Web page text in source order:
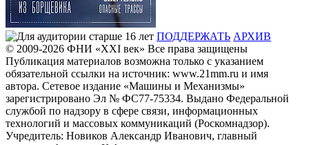
ПОДДЕРЖАТЬ АРХИВ
© 2009-2026 ФHИ «XXI век» Все права защищены
Публикация материалов возможна только с указанием
обязательной ссылки на источник: www.21mm.ru и имя
автора. Сетевое издание «Машины и Механизмы»
зарегистрировано Эл № ФС77-75334. Выдано Федеральной
службой по надзору в сфере связи, информационных
технологий и массовых коммуникаций (Роскомнадзор).
Учредитель: Новиков Александр Иванович, главный